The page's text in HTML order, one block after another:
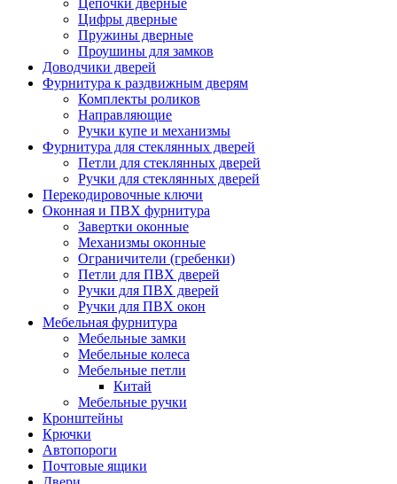
Цифры дверные
Пружины дверные
Проушины для замков
Доводчики дверей
Фурнитура к раздвижным дверям
Комплекты роликов
Направляющие
Ручки купе и механизмы
Фурнитура для стеклянных дверей
Петли для стеклянных дверей
Ручки для стеклянных дверей
Перекодировочные ключи
Оконная и ПВХ фурнитура
Завертки оконные
Механизмы оконные
Ограничители (гребенки)
Петли для ПВХ дверей
Ручки для ПВХ дверей
Ручки для ПВХ окон
Мебельная фурнитура
Мебельные замки
Мебельные колеса
Мебельные петли
Китай
Мебельные ручки
Кронштейны
Крючки
Автопороги
Почтовые ящики